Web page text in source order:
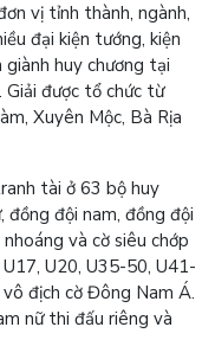
vị tỉnh thành, ngành,
đại kiện tướng, kiện
huy chương tại
được tổ chức từ
Xuyên Mộc, Bà Rịa
tài ở 63 bộ huy
đồng đội nam, đồng đội
và cờ siêu chớp
U20, U35-50, U41-
địch cờ Đông Nam Á.
nữ thi đấu riêng và